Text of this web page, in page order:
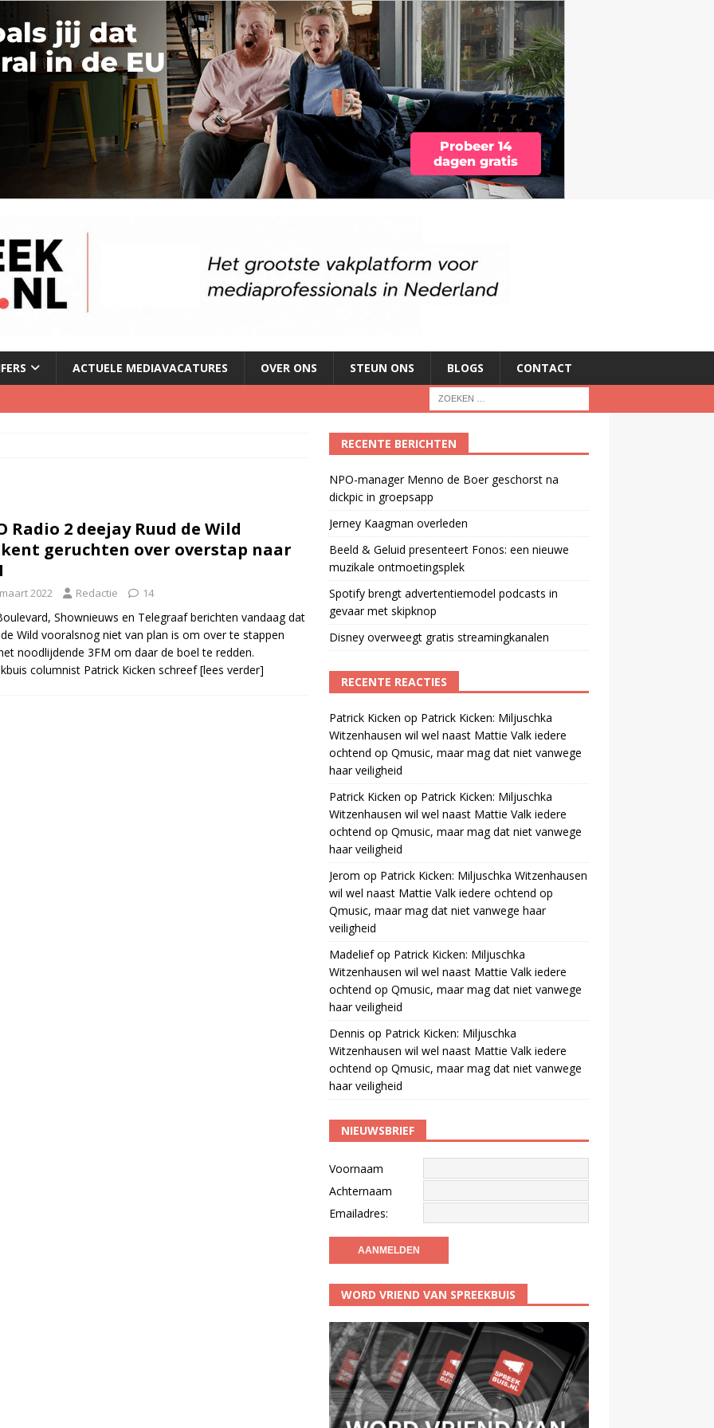
ACTUELE MEDIAVACATURES OVER ONS STEUN ONS BLOGS CONTACT
podcasts in gevaar met skipknop
Radio 2 deejay Ruud de Wild
geruchten over overstap naar
2022 Redactie 14
Shownieuws en Telegraaf berichten vandaag dat
Wild vooralsnog niet van plan is om over te stappen
noodlijdende 3FM om daar de boel te redden.
columnist Patrick Kicken schreef[lees verder]
RECENTE BERICHTEN
NPO-manager Menno de Boer geschorst na
dickpic in groepsapp
Jerney Kaagman overleden
Beeld & Geluid presenteert Fonos: een nieuwe
muzikale ontmoetingsplek
Spotify brengt advertentiemodel podcasts in
gevaar met skipknop
Disney overweegt gratis streamingkanalen
RECENTE REACTIES
Patrick Kicken op Patrick Kicken: Miljuschka
Witzenhausen wil wel naast Mattie Valk iedere
ochtend op Qmusic, maar mag dat niet vanwege
haar veiligheid
Patrick Kicken op Patrick Kicken: Miljuschka
Witzenhausen wil wel naast Mattie Valk iedere
ochtend op Qmusic, maar mag dat niet vanwege
haar veiligheid
Jerom op Patrick Kicken: Miljuschka Witzenhausen
wil wel naast Mattie Valk iedere ochtend op
Qmusic, maar mag dat niet vanwege haar
veiligheid
Madeliefop Patrick Kicken: Miljuschka
Witzenhausen wil wel naast Mattie Valk iedere
ochtend op Qmusic, maar mag dat niet vanwege
haar veiligheid
Dennis op Patrick Kicken: Miljuschka
Witzenhausen wil wel naast Mattie Valk iedere
ochtend op Qmusic, maar mag dat niet vanwege
haar veiligheid
NIEUWSBRIEF
Voornaam
Achternaam
Emailadres:
WORD VRIEND VAN SPREEKBUIS